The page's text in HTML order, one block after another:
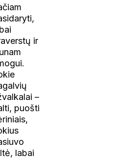
ir
–
puošti
labai